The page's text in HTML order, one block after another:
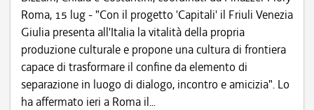
Roma, 15 lug - "Con il progetto 'Capitali' il Friuli Venezia
Giulia presenta all'Italia la vitalità della propria
produzione culturale e propone una cultura di frontiera
capace di trasformare il confine da elemento di
separazione in luogo di dialogo, incontro e amicizia". Lo
ha affermato ieri a Roma il...